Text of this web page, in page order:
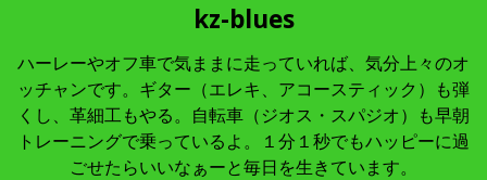
kz-blues
ハーレーやオフ車で気ままに走っていれば、気分上々のオ
ッチャンです。ギター（エレキ、アコースティック）も弾
くし、革細工もやる。自転車（ジオス・スパジオ）も早朝
トレーニングで乗っているよ。１分１秒でもハッピーに過
ごせたらいいなぁーと毎日を生きています。